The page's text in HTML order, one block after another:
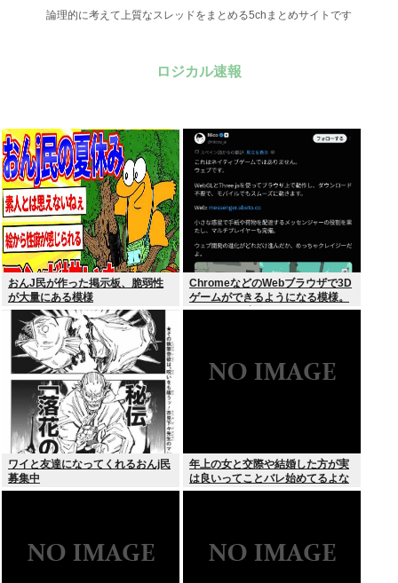
論理的に考えて上質なスレッドをまとめる5chまとめサイトです
ロジカル速報
おんJ民が作った掲示板、脆弱性
が大量にある模様
ChromeなどのWebブラウザで3D
ゲームができるようになる模様。
Windowsは完全不要に
ワイと友達になってくれるおんj民
募集中
年上の女と交際や結婚した方が実
は良いってことバレ始めてるよな